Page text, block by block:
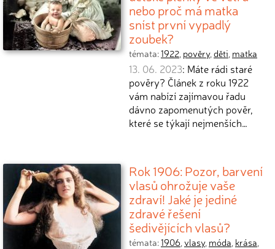
nebo proč má matka
sníst první vypadlý
zoubek?
témata:1922, pověry,děti, matka
13. 06. 2023: Máte rádi staré
pověry? Článek z roku 1922
vám nabízí zajímavou řadu
dávno zapomenutých pověr,
které se týkají nejmenších…
Rok 1906: Pozor, barvení
vlasů ohrožuje vaše
zdraví! Jaké je jediné
zdravé řešení
šedivějících vlasů?
témata:1906,vlasy, móda, krása,